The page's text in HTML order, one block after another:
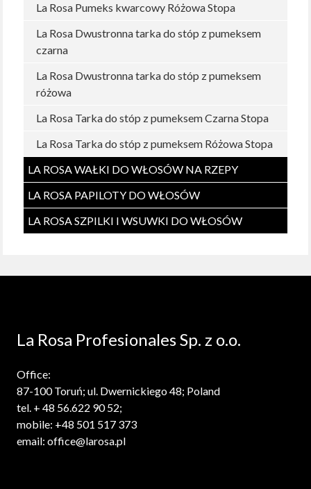
La Rosa Pumeks kwarcowy Różowa Stopa
La Rosa Dwustronna tarka do stóp z pumeksem
czarna
La Rosa Dwustronna tarka do stóp z pumeksem
różowa
La Rosa Tarka do stóp z pumeksem Czarna Stopa
La Rosa Tarka do stóp z pumeksem Różowa Stopa
LA ROSA WAŁKI DO WŁOSÓW NA RZEPY
LA ROSA PAPILOTY DO WŁOSÓW
LA ROSA SZPILKI I WSUWKI DO WŁOSÓW
La Rosa Profesionales Sp. z o.o.
Office:
87-100 Toruń; ul. Dwernickiego 48; Poland
tel. + 48 56.622 90 52;
mobile: +48 501 517 373
email: office@larosa.pl